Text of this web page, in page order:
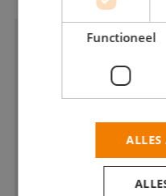
Functioneel
ALLES